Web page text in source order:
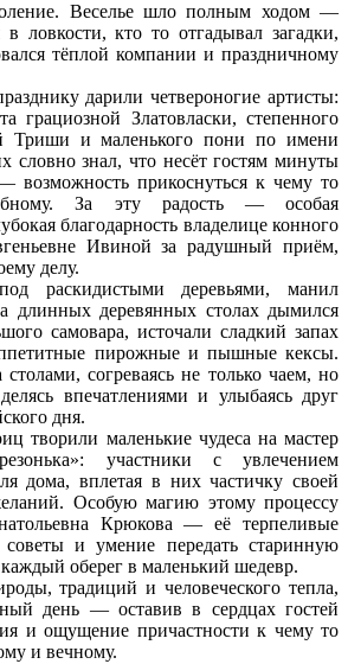
Веселье шло полным ходом —
в ловкости, кто то отгадывал загадки,
тёплой компании и праздничному
дарили четвероногие артисты:
грациозной Златовласки, степенного
Триши и маленького пони по имени
знал, что несёт гостям минуты
возможность прикоснуться к чему то
За эту радость — особая
благодарность владелице конного
Ивиной за радушный приём,
делу.
раскидистыми деревьями, манил
длинных деревянных столах дымился
самовара, источали сладкий запах
пирожные и пышные кексы.
согреваясь не только чаем, но
впечатлениями и улыбаясь друг
дня.
творили маленькие чудеса на мастер
участники с увлечением
дома, вплетая в них частичку своей
Особую магию этому процессу
Крюкова — её терпеливые
советы и умение передать старинную
оберег в маленький шедевр.
традиций и человеческого тепла,
день — оставив в сердцах гостей
и ощущение причастности к чему то
и вечному.